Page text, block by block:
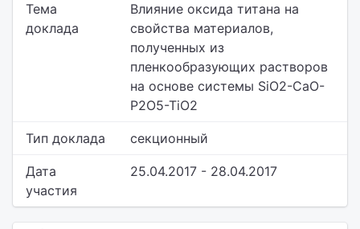
Тема
доклада
Влияние оксида титана на
свойства материалов,
полученных из
пленкообразующих растворов
на основе системы SiO2-CaO-
P2O5-TiO2
Тип доклада секционный
Дата
участия
25.04.2017 - 28.04.2017